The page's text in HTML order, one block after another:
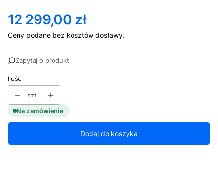
Cena
12 299,00 zł
Ceny podane bez kosztów dostawy.
Zapytaj o produkt
Ilość
szt.
Na zamówienie
Dodaj do koszyka